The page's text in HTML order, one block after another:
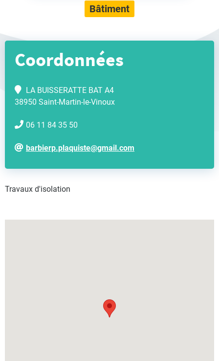
Bâtiment
Coordonnées
LA BUISSERATTE BAT A4
38950 Saint-Martin-le-Vinoux
06 11 84 35 50
barbierp.plaquiste@gmail.com
Travaux d'isolation